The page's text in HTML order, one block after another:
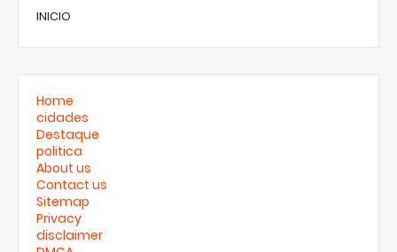
INICIO
Home
cidades
Destaque
politica
About us
Contact us
Sitemap
Privacy
disclaimer